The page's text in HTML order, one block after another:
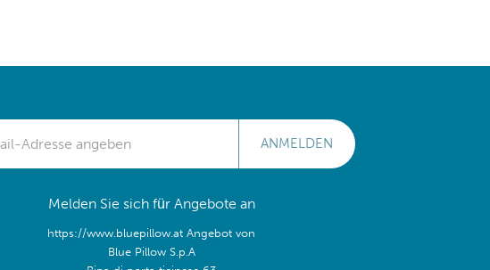
ANMELDEN
Melden Sie sich für Angebote an
https://www.bluepillow.at Angebot von
Blue Pillow S.p.A